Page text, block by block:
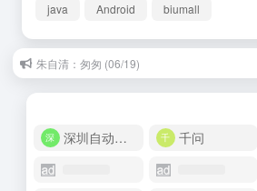
java Android biumall
朱自清：匆匆 (06/19)
深圳自动化商城
千问